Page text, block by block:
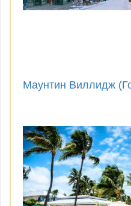
Маунтин Виллидж